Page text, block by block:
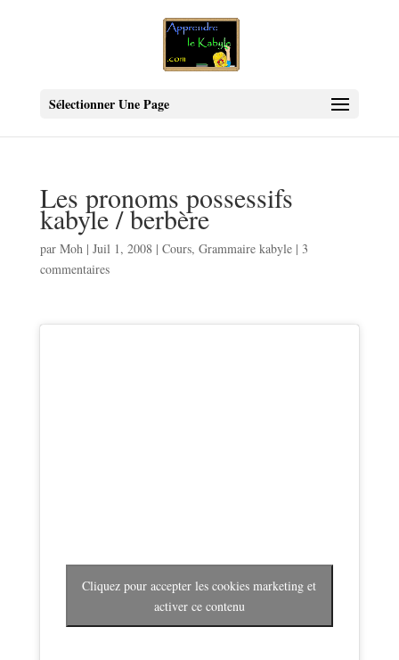
Sélectionner Une Page
Les pronoms possessifs
kabyle / berbère
par Moh| Juil 1, 2008| Cours, Grammaire kabyle| 3
commentaires
Cliquez pour accepter les cookies marketing et
activer ce contenu